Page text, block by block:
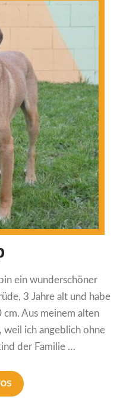
ein wunderschöner
3 Jahre alt und habe
Aus meinem alten
weil ich angeblich ohne
der Familie …